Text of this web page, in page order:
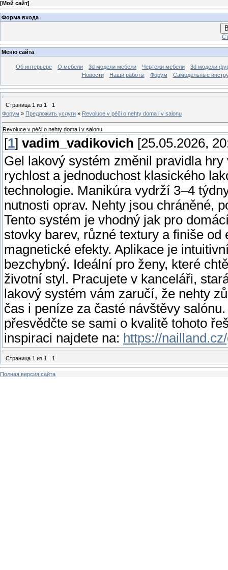
[Мой сайт]
Форма входа
Меню сайта
Об интерьере О мебели 3d модели мебели Чертежи мебели
3d модели
Новости
Наши работы Форум Самодельные
Страница 1 из 1
1
Форум » Предложить услуги » Revoluce v péči o nehty doma i v salonu
Revoluce v péči o nehty doma i v salonu
[1] vadim_vadikovich [25.05.2026,
Gel lakový systém změnil pravidla
rychlost a jednoduchost klasického
technologie. Manikúra vydrží 3–4
nutnosti oprav. Nehty jsou chráněné,
Tento systém je vhodný jak pro
stovky barev, různé textury a finiše
magnetické efekty. Aplikace je
bezchybný. Ideální pro ženy, které
životní styl. Pracujete v kanceláři,
lakový systém vám zaručí, že nehty
čas i peníze za časté návštěvy
přesvědčte se sami o kvalitě tohoto
inspiraci najdete na: https://
Страница 1 из 1 1
Полная версия сайта